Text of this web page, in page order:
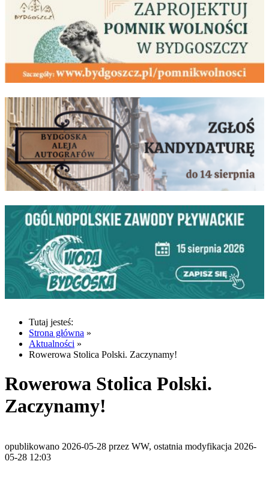
Tutaj jesteś:
Strona główna »
Aktualności »
Rowerowa Stolica Polski. Zaczynamy!
Rowerowa Stolica Polski.
Zaczynamy!
opublikowano 2026-05-28 przez WW, ostatnia modyfikacja 2026-
05-28 12:03